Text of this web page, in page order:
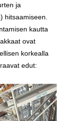
ja
hitsaamiseen.
kautta
ovat
korkealla
edut: